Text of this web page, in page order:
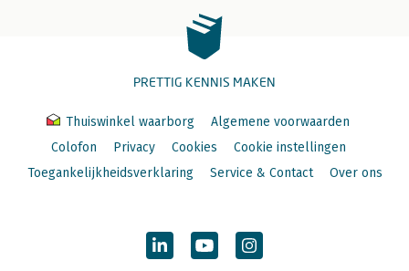
PRETTIG KENNIS MAKEN
Thuiswinkel waarborg
Algemene voorwaarden
Colofon
Privacy Cookies
Cookie instellingen
Toegankelijkheidsverklaring
Service & Contact Over ons